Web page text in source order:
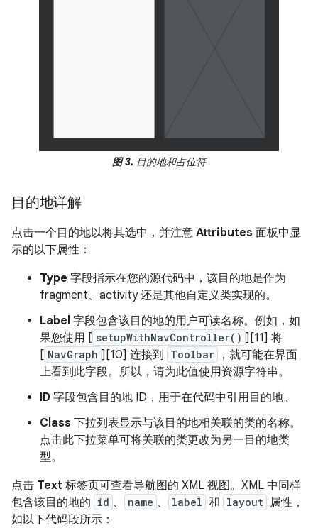
图 3. 目的地和占位符
目的地详解
点击一个目的地以将其选中，并注意 Attributes 面板中显
示的以下属性：
Type 字段指示在您的源代码中，该目的地是作为
fragment、activity 还是其他自定义类实现的。
Label 字段包含该目的地的用户可读名称。例如，如
果您使用 [ setupWithNavController() ][11] 将
[ NavGraph ][10] 连接到 Toolbar
，就可能在界面
上看到此字段。所以，请为此值使用资源字符串。
ID 字段包含目的地 ID，用于在代码中引用目的地。
Class 下拉列表显示与该目的地相关联的类的名称。
点击此下拉菜单可将关联的类更改为另一目的地类
型。
点击 Text 标签页可查看导航图的 XML 视图。XML 中同样
包含该目的地的 id 、 name 、 label 和 layout 属性，
如以下代码段所示：